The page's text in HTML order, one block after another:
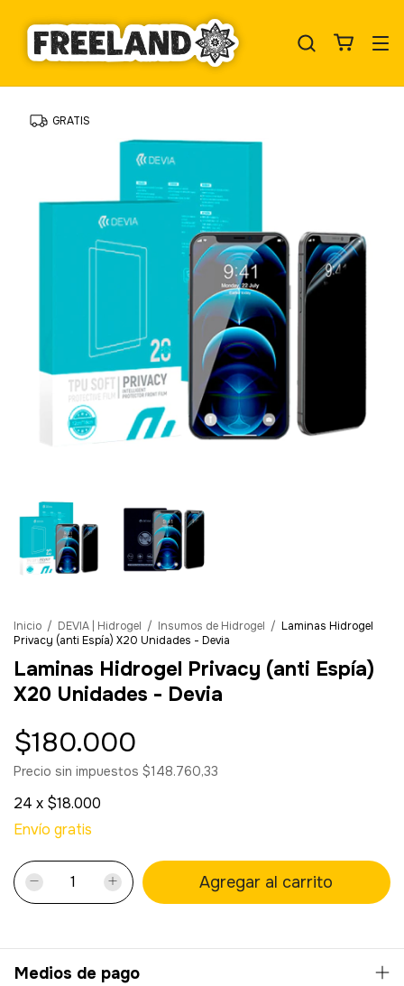
GRATIS
Inicio / DEVIA | Hidrogel / Insumos de Hidrogel / Laminas Hidrogel
Privacy (anti Espía) X20 Unidades - Devia
Laminas Hidrogel Privacy (anti Espía)
X20 Unidades - Devia
$180.000
Precio sin impuestos $148.760,33
24 x $18.000
Envío gratis
Medios de pago